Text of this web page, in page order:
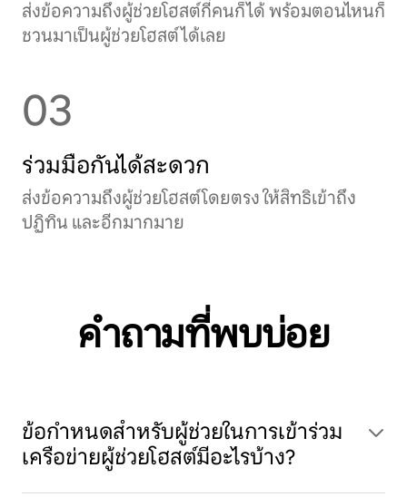
ส่งข้อความถึงผู้ช่วยโฮสต์กี่คนก็ได้ พร้อมตอนไหนก็
ชวนมาเป็นผู้ช่วยโฮสต์ได้เลย
03
ร่วมมือกันได้สะดวก
ส่งข้อความถึงผู้ช่วยโฮสต์โดยตรง ให้สิทธิเข้าถึง
ปฏิทิน และอีกมากมาย
คำถามที่พบบ่อย
ข้อกำหนดสำหรับผู้ช่วยในการเข้าร่วม
เครือข่ายผู้ช่วยโฮสต์มีอะไรบ้าง?